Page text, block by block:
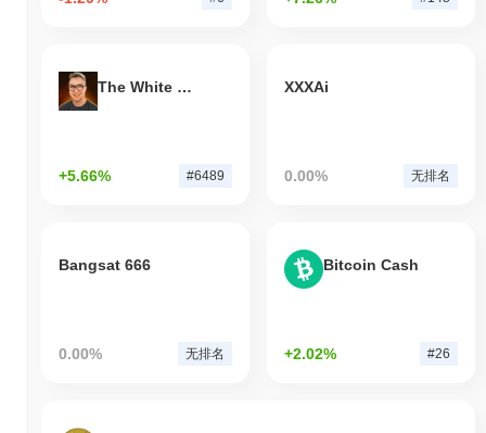
The White Bull
+5.66% #6489
XXXAi
0.00% 无排名
Bangsat 666
0.00% 无排名
Bitcoin Cash
+2.02% #26